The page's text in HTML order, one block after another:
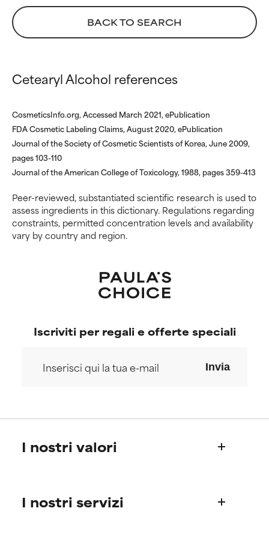
BACK TO SEARCH
Cetearyl Alcohol references
CosmeticsInfo.org, Accessed March 2021, ePublication
FDA Cosmetic Labeling Claims, August 2020, ePublication
Journal of the Society of Cosmetic Scientists of Korea, June 2009,
pages 103-110
Journal of the American College of Toxicology, 1988, pages 359-413
Peer-reviewed, substantiated scientific research is used to
assess ingredients in this dictionary. Regulations regarding
constraints, permitted concentration levels and availability
vary by country and region.
Può causare irritazioni,
infiammazioni, secchezza, ecc.
Può offrire benefici solo in
alcuni casi, ma nel complesso è
Non abbiamo ancora assegnato
un voto a questo ingrediente
perché non abbiamo avuto
modo di esaminare la ricerca in
Può causare irritazioni,
infiammazioni, secchezza, ecc.
Può offrire benefici solo in
alcuni casi, ma nel complesso è
Non abbiamo ancora assegnato
un voto a questo ingrediente
perché non abbiamo avuto
modo di esaminare la ricerca in
Iscriviti per regali e offerte speciali
Invia
I nostri valori
La storia di Paula
I nostri servizi